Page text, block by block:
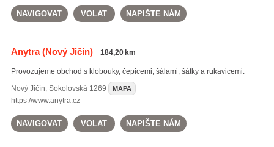
NAVIGOVAT VOLAT NAPIŠTE NÁM
Anytra(Nový Jičín) 184,20 km
Provozujeme obchod s klobouky, čepicemi, šálami, šátky a rukavicemi.
Nový Jičín, Sokolovská 1269 MAPA
https://www.anytra.cz
NAVIGOVAT VOLAT NAPIŠTE NÁM